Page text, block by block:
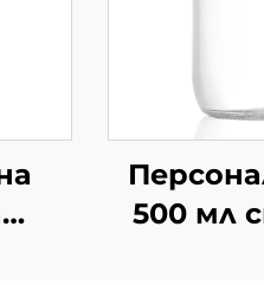
500 мл